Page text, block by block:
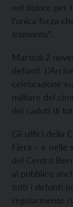
nel dolore per
l’unica forza
tramonto”.
Martedì 2
defunti.
celebrazione
militare del
dei caduti di
Gli uffici della
Fiera – e nelle
del Centro
al pubblico
tutti i defunti
regolarmente